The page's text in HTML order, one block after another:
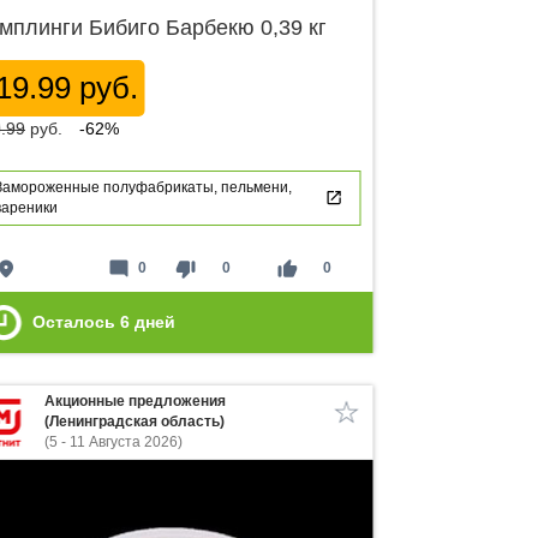
Бибиго Барбекю 0,39 кг
руб.
руб. -62%
полуфабрикаты, пельмени,
place thumb_down 0 thumb_up 0
mode_comment 0
Осталось 6 дней
Акционные предложения
(Ленинградская область)
(5 - 11 Августа 2026)